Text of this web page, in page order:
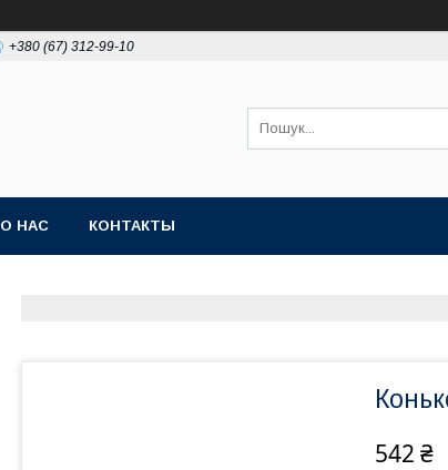
+380 (67) 312-99-10
О НАС КОНТАКТЫ
542 ₴